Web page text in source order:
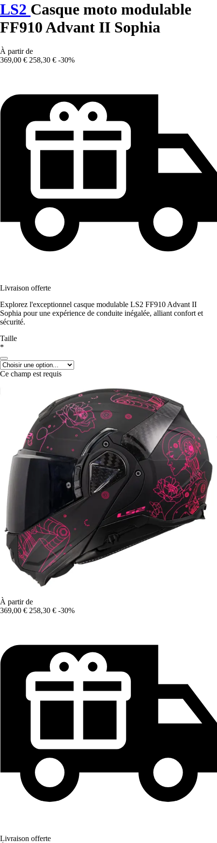
LS2 Casque moto modulable
FF910 Advant II Sophia
À partir de
369,00 € 258,30 € -30%
Livraison offerte
Explorez l'exceptionnel casque modulable LS2 FF910 Advant II
Sophia pour une expérience de conduite inégalée, alliant confort et
sécurité.
Taille
*
Ce champ est requis
À partir de
369,00 € 258,30 € -30%
Livraison offerte